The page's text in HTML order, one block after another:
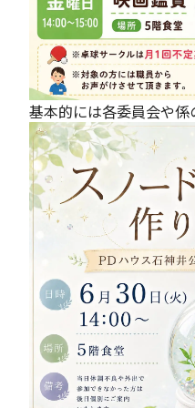
基本的には各委員会や